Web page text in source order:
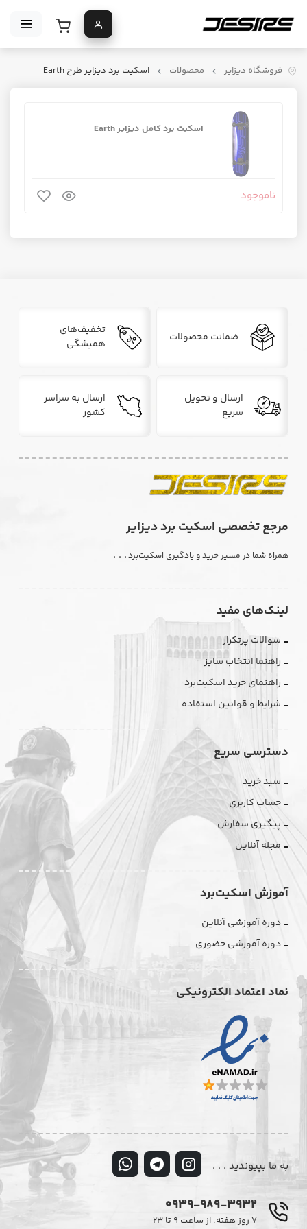
فروشگاه دیزایر محصولات اسکیت برد دیزایر طرح Earth
اسکیت برد کامل دیزایر Earth
ناموجود
ضمانت محصولات
تخفیف‌های
همیشگی
ارسال و تحویل
سریع
ارسال به سراسر
کشور
مرجع تخصصی اسکیت برد دیزایر
همراه شما در مسیر خرید و یادگیری اسکیت‌برد. . .
لینک‌های مفید
سوالات پرتکرار
راهنما انتخاب سایز
راهنمای خرید اسکیت‌برد
شرایط و قوانین استفاده
دسترسی سریع
سبد خرید
حساب کاربری
پیگیری سفارش
مجله آنلاین
آموزش اسکیت‌برد
دوره آموزشی آنلاین
دوره آموزشی حضوری
نماد اعتماد الکترونیکی
به ما بپیوندید . . .
0939-989-3932
۷ روز هفته، از ساعت ۹ تا ۲۳